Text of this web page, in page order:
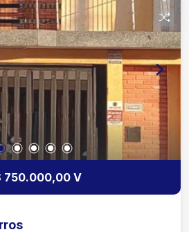
Residencial Villa do Bosque.
750.000,00 V